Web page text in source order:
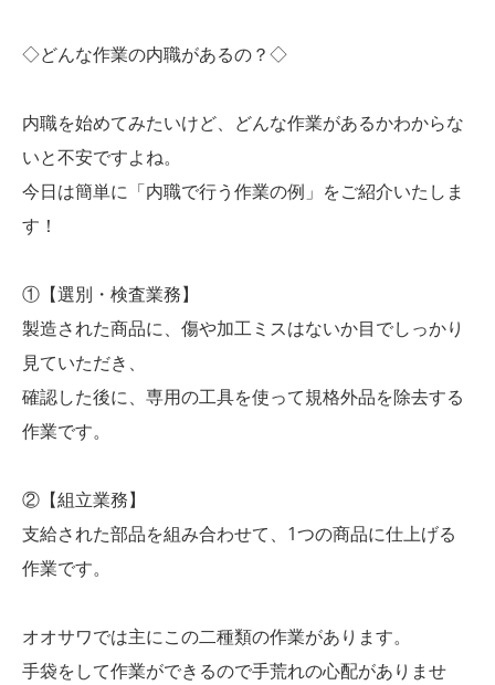
◇どんな作業の内職があるの？◇
内職を始めてみたいけど、どんな作業があるかわからな
いと不安ですよね。
今日は簡単に「内職で行う作業の例」をご紹介いたしま
す！
①【選別・検査業務】
製造された商品に、傷や加工ミスはないか目でしっかり
見ていただき、
確認した後に、専用の工具を使って規格外品を除去する
作業です。
②【組立業務】
支給された部品を組み合わせて、1つの商品に仕上げる
作業です。
オオサワでは主にこの二種類の作業があります。
手袋をして作業ができるので手荒れの心配がありませ